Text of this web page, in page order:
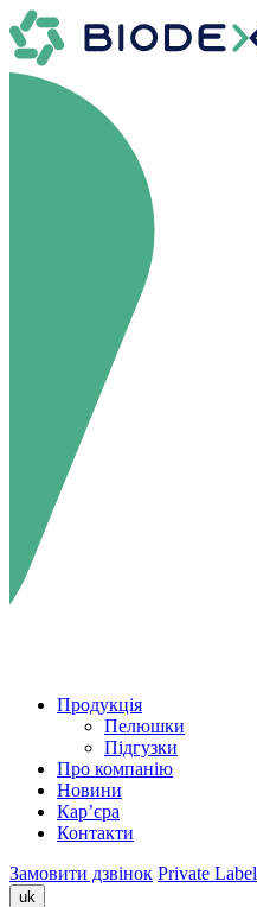
Продукція
Пелюшки
Підгузки
Про компанію
Новини
Кар’єра
Контакти
Замовити дзвінок Private Label
uk